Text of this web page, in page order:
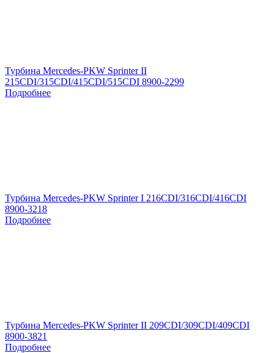
Турбина Mercedes-PKW Sprinter II
215CDI/315CDI/415CDI/515CDI 8900-2299
Подробнее
Турбина Mercedes-PKW Sprinter I 216CDI/316CDI/416CDI
8900-3218
Подробнее
Турбина Mercedes-PKW Sprinter II 209CDI/309CDI/409CDI
8900-3821
Подробнее